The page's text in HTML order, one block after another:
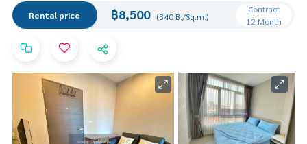
Rental price ฿8,500 (340 B./Sq.m.)
Contract
12 Month